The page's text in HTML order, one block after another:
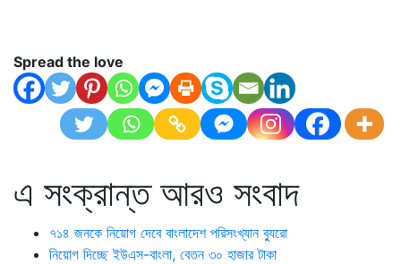
Spread the love
এ সংক্রান্ত আরও সংবাদ
৭১৪ জনকে নিয়োগ দেবে বাংলাদেশ পরিসংখ্যান ব্যুরো
নিয়োগ দিচ্ছে ইউএস-বাংলা, বেতন ৩০ হাজার টাকা